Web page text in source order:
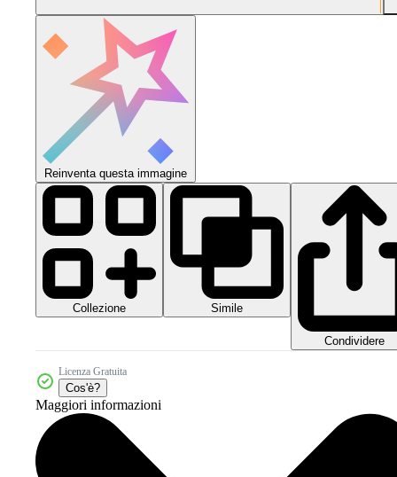
Reinventa questa immagine
Collezione Simile
Condividere
Licenza Gratuita
Cos'è?
Maggiori informazioni